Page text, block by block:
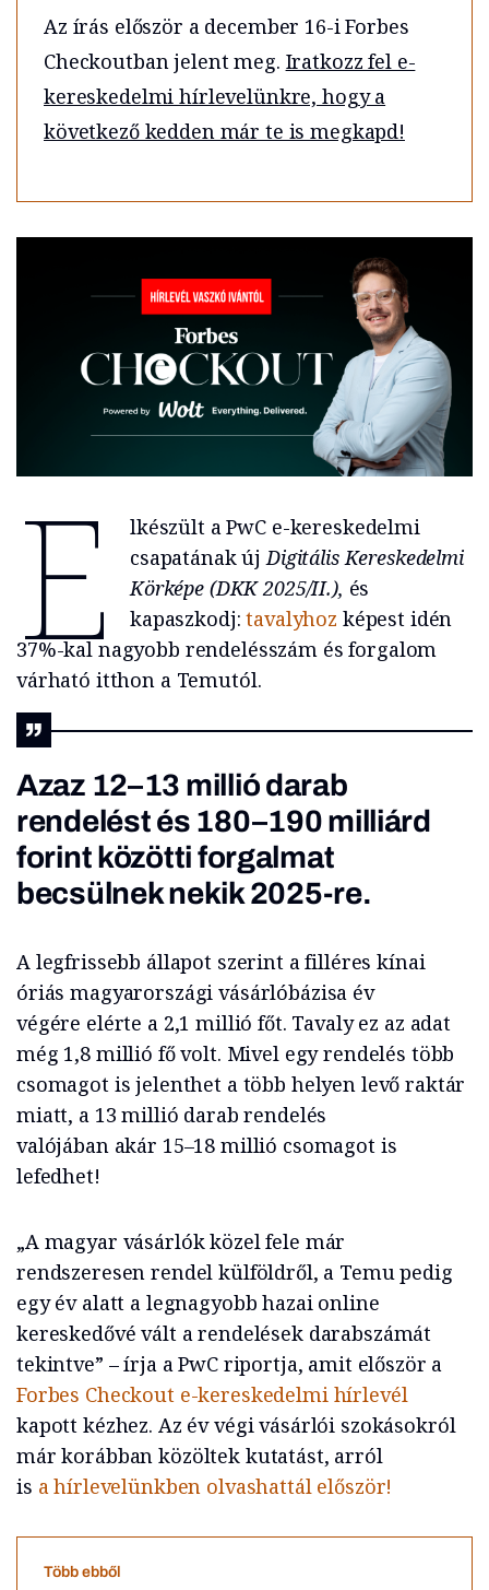
Az írás először a december 16-i Forbes
Checkoutban jelent meg. Iratkozz fel e-
kereskedelmi hírlevelünkre, hogy a
következő kedden már te is megkapd!
E
lkészült a PwC e-kereskedelmi
csapatának újDigitális Kereskedelmi
Körképe (DKK 2025/II.), és
kapaszkodj:tavalyhoz képest idén
37%-kal nagyobb rendelésszám és forgalom
várható itthon a Temutól.
Azaz 12–13 millió darab
rendelést és 180–190 milliárd
forint közötti forgalmat
becsülnek nekik 2025-re.
A legfrissebb állapot szerint a filléres kínai
óriás magyarországi vásárlóbázisa év
végére elérte a 2,1 millió főt. Tavaly ez az adat
még 1,8 millió fő volt. Mivel egy rendelés több
csomagot is jelenthet a több helyen levő raktár
miatt, a 13 millió darab rendelés
valójában akár 15–18 millió csomagot is
lefedhet!
„A magyar vásárlók közel fele már
rendszeresen rendel külföldről, a Temu pedig
egy év alatt a legnagyobb hazai online
kereskedővé vált a rendelések darabszámát
tekintve” – írja a PwC riportja, amit először a
Forbes Checkout e-kereskedelmi hírlevél
kapott kézhez. Az év végi vásárlói szokásokról
már korábban közöltek kutatást, arról
is a hírlevelünkben olvashattál először!
Több ebből